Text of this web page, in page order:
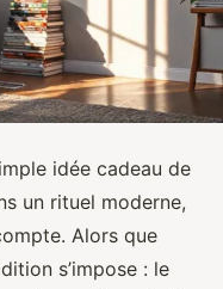
idée cadeau de
un rituel moderne,
Alors que
s’impose : le